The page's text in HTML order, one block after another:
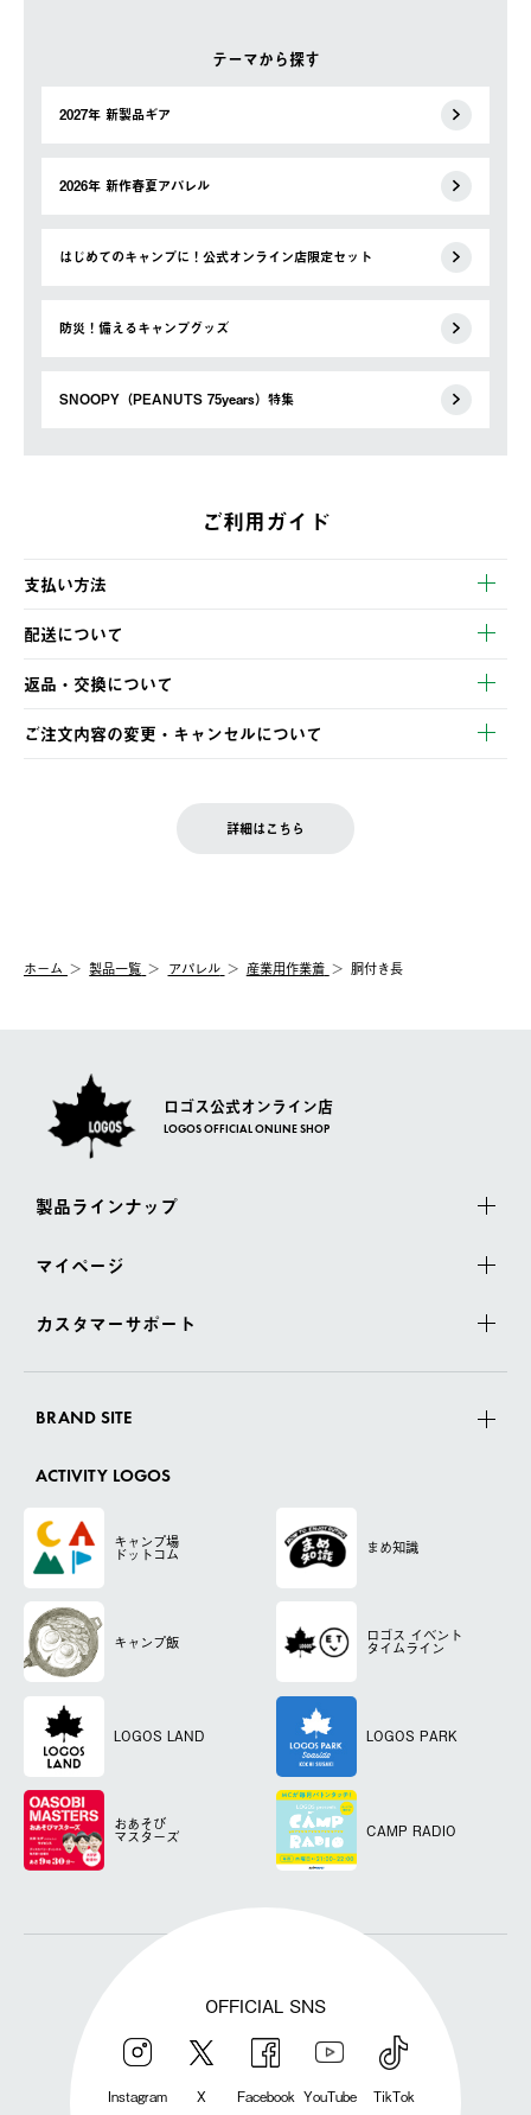
テーマから探す
2027年 新製品ギア
2026年 新作春夏アパレル
はじめてのキャンプに！公式オンライン店限定セット
防災！備えるキャンプグッズ
SNOOPY（PEANUTS 75years）特集
ご利用ガイド
支払い方法
以下のいずれかの方法でお支払いいただけます。
・クレジットカード決済
・コンビニ決済
・Pay-easy決済
配送について
【発送スケジュール】
ご注文・ご入金完了より2営業日以内に商品を発送いたします。
土日祝の発送はございませんので、木曜日以降のご注文は週明け
の発送となる場合がございます。
【配送業者】
佐川急便にて配送されます。
返品・交換について
※お客様都合の場合
お客様都合の返品にかかる送料は、お客様ご負担とさせていただ
一度お手元の商品を返品いただき、ご希望商品を再注文してくだ
ご注文内容の変更・キャンセルについて
LOGOS FAMILY会員の方は、会員マイページ内 購入履歴画面に
詳細はこちら
ホーム 製品一覧 アパレル 産業用作業着 胴付き長
ロゴス公式オンライン店
LOGOS OFFICIAL ONLINE SHOP
製品ラインナップ
マイページ
カスタマーサポート
BRAND SITE
ACTIVITY LOGOS
キャンプ場
ドットコム まめ知識
キャンプ飯 ロゴス イベント
タイムライン
LOGOS LAND LOGOS PARK
おあそび
マスターズ CAMP RADIO
OFFICIAL SNS
Instagram X Facebook YouTube TikTok